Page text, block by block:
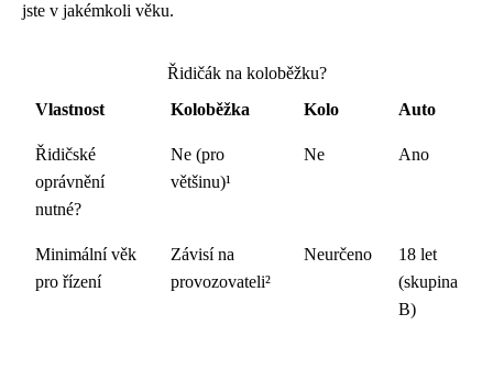
jste v jakémkoli věku.
Řidičák na koloběžku?
Vlastnost
Koloběžka Kolo Auto
Řidičské
oprávnění
nutné?
Ne (pro
většinu)¹
Ne Ano
Minimální věk
pro řízení
Závisí na
provozovateli²
Neurčeno
18 let
(skupina
B)